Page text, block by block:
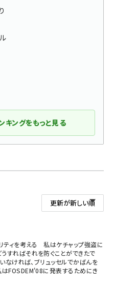
キングをもっと見る
ティを考える 私はケチャップ強盗に
うすればそれを防ぐことができたで
なければ、ブリュッセルでかばんを
FOSDEM'08に発表するためにき